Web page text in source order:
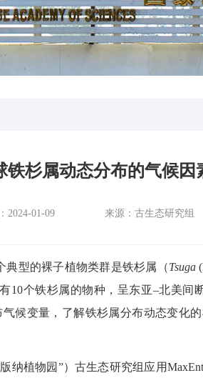
铁杉属动态分布的气候因
2024-01-09 来源：古生态研究组
典型的裸子植物类群是铁杉属 （Tsuga
10个铁杉属的物种，呈东亚–北美间
候变量，了解铁杉属分布动态变化
版纳植物园 ”）古生态研究组应用MaxEnt